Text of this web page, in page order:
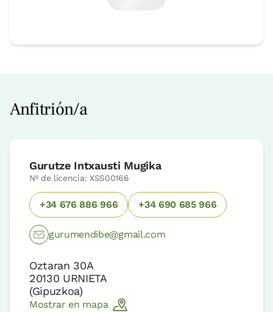
Anfitrión/a
Gurutze Intxausti Mugika
Nº de licencia: XSS00166
+34 676 886 966 +34 690 685 966
gurumendibe@gmail.com
Oztaran 30A
20130 URNIETA
(Gipuzkoa)
Mostrar en mapa